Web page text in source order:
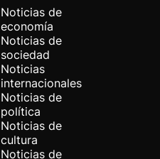
Noticias de
economía
Noticias de
sociedad
Noticias
internacionales
Noticias de
política
Noticias de
cultura
Noticias de